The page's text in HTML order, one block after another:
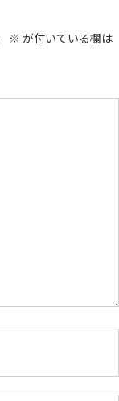
※ が付いている欄は